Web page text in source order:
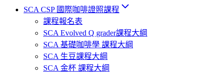
SCA CSP 國際咖啡證照課程
課程報名表
SCA Evolved Q grader課程大綱
SCA 基礎咖啡學 課程大綱
SCA 生豆課程大綱
SCA 金杯 課程大綱